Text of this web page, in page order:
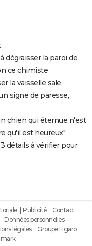
dégraisser la paroi de
ce chimiste
la vaisselle sale
signe de paresse,
chien qui éternue n'est
qu'il est heureux"
détails à vérifier pour
Publicité
Contact
Données personnelles
légales
Groupe Figaro